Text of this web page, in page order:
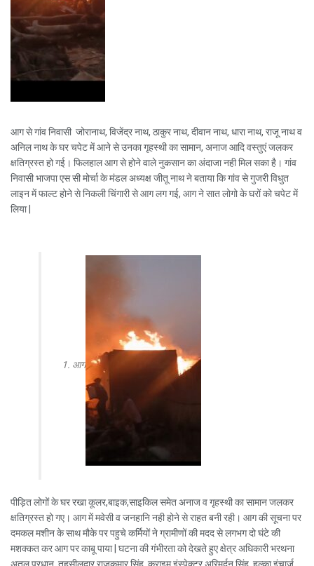
आग से गांव निवासी जोरानाथ, विजेंद्र नाथ, ठाकुर नाथ, दीवान नाथ, धारा नाथ, राजू नाथ व
अनिल नाथ के घर चपेट में आने से उनका गृहस्थी का सामान, अनाज आदि वस्तुएं जलकर
क्षतिग्रस्त हो गई। फिलहाल आग से होने वाले नुकसान का अंदाजा नही मिल सका है। गांव
निवासी भाजपा एस सी मोर्चा के मंडल अध्यक्ष जीतू नाथ ने बताया कि गांव से गुजरी विधुत
लाइन में फाल्ट होने से निकली चिंगारी से आग लग गई, आग ने सात लोगो के घरों को चपेट में
लिया |
आग
पीड़ित लोगों के घर रखा कूलर,बाइक,साइकिल समेत अनाज व गृहस्थी का सामान जलकर
क्षतिग्रस्त हो गए। आग में मवेसी व जनहानि नही होने से राहत बनी रही। आग की सूचना पर
दमकल मशीन के साथ मौके पर पहुचे कर्मियों ने ग्रामीणों की मदद से लगभग दो घंटे की
मशक्कत कर आग पर काबू पाया | घटना की गंभीरता को देखते हुए क्षेत्र अधिकारी भरथना
अतुल प्रधान, तहसीलदार राजकुमार सिंह, क्राइम इंस्पेक्टर अरिमर्दन सिंह, हल्का इंचार्ज